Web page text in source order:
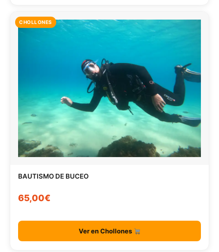
CHOLLONES
BAUTISMO DE BUCEO
65,00€
Ver en Chollones